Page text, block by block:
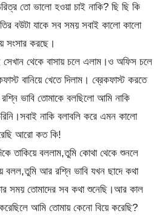
তো ভালো হওয়া চাই নাকি? ছি ছি কি
বউটা যাকে সব সময় সবাই কালো কালো
সংসার করছে।
থেকে বাসায় চলে এলাম।ও অফিস চলে
বানিয়ে খেতে দিলাম। ব্রেকফাস্ট করতে
ভাবি তোমাকে বলছিলো আমি নাকি
নাকি বলাবলি করে এমন কালো
আরো কত কি!
তাকিয়ে বললাম,তুমি কোথা থেকে শুনলে
বলল,তুমি আর রশ্নি ভাবি যখন ছাদে কথা
সময় তোমাদের সব কথা শুনেছি।আর কাল
আমি তোমায় কেনো বিয়ে করেছি?